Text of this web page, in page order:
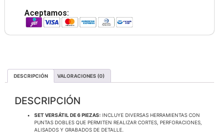
Aceptamos:
DESCRIPCIÓN VALORACIONES (0)
DESCRIPCIÓN
SET VERSÁTIL DE 6 PIEZAS: INCLUYE DIVERSAS HERRAMIENTAS CON
PUNTAS DOBLES QUE PERMITEN REALIZAR CORTES, PERFORACIONES,
ALISADOS Y GRABADOS DE DETALLE.